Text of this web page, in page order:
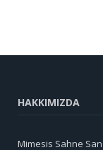
HAKKIMIZDA
Mimesis Sahne